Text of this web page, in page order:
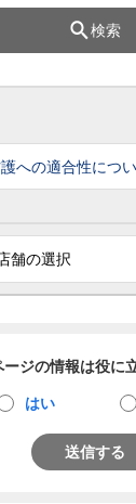
検索
への適合性につ
舗の選択
ージの情報は役に
はい
送信する